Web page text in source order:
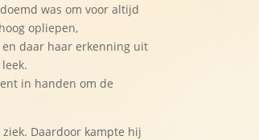
was om voor altijd
opliepen,
daar haar erkenning uit
in handen om de
Daardoor kampte hij